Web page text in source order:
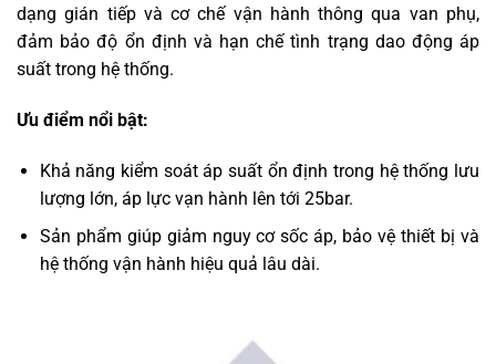
dạng gián tiếp và cơ chế vận hành thông qua van phụ,
đảm bảo độ ổn định và hạn chế tình trạng dao động áp
suất trong hệ thống.
Ưu điểm nổi bật:
Khả năng kiểm soát áp suất ổn định trong hệ thống lưu
lượng lớn, áp lực vạn hành lên tới 25bar.
Sản phẩm giúp giảm nguy cơ sốc áp, bảo vệ thiết bị và
hệ thống vận hành hiệu quả lâu dài.